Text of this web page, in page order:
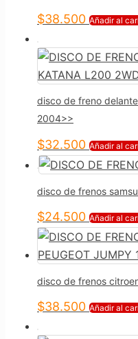
$38.500 Añadir al
disco de freno
2004>>
$32.500 Añadir al
disco de frenos
$24.500 Añadir al
disco de frenos
$38.500 Añadir al